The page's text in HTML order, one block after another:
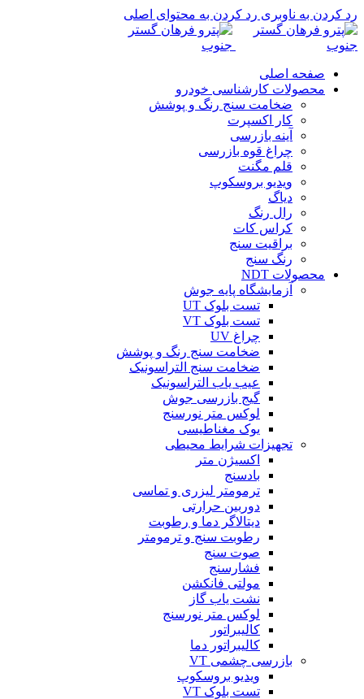
رد کردن به ناوبری رد کردن به محتوای اصلی
صفحه اصلی
محصولات کارشناسی خودرو
ضخامت سنج رنگ و پوشش
کار اکسپرت
آینه بازرسی
چراغ قوه بازرسی
قلم مگنت
ویدیو بروسکوپ
دیاگ
رال رنگ
کراس کات
براقیت سنج
رنگ سنج
محصولات NDT
آزمایشگاه پایه جوش
تست بلوک UT
تست بلوک VT
چراغ UV
ضخامت سنج رنگ و پوشش
ضخامت سنج التراسونیک
عیب یاب التراسونیک
گیج بازرسی جوش
لوکس متر نورسنج
یوک مغناطیسی
تجهیزات شرایط محیطی
اکسیژن متر
بادسنج
ترمومتر لیزری و تماسی
دوربین حرارتی
دیتالاگر دما و رطوبت
رطوبت سنج و ترمومتر
صوت سنج
فشارسنج
مولتی فانکشن
نشت یاب گاز
لوکس متر نورسنج
کالیبراتور
کالیبراتور دما
بازرسی چشمی VT
ویدیو بروسکوپ
تست بلوک VT